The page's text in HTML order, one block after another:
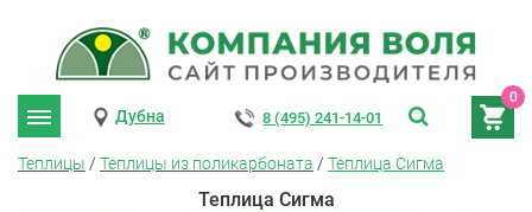
0
Дубна 8 (495) 241-14-01
Теплицы / Теплицы из поликарбоната / Теплица Сигма
Теплица Сигма